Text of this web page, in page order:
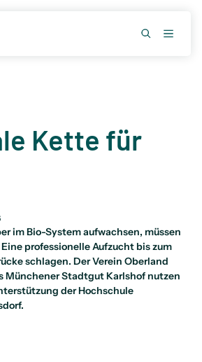
Kette für
im Bio-System aufwachsen, müssen
professionelle Aufzucht bis zum
schlagen. Der Verein Oberland
Münchener Stadtgut Karlshof nutzen
der Hochschule